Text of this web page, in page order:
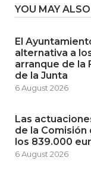
YOU MAY
El
alternativa a
arranque de la
de la Junta
6 August 2026
Las
de la
los 839.000
6 August 2026